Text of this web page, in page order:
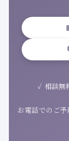
相談無
お電話でのご予